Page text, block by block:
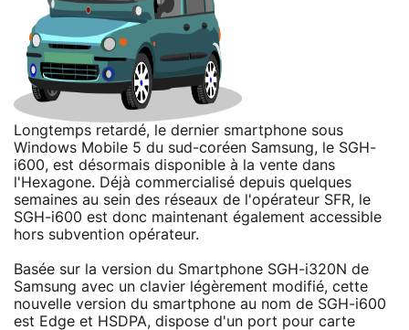
Longtemps retardé, le dernier smartphone sous
Windows Mobile 5 du sud-coréen Samsung, le SGH-
i600, est désormais disponible à la vente dans
l'Hexagone. Déjà commercialisé depuis quelques
semaines au sein des réseaux de l'opérateur SFR, le
SGH-i600 est donc maintenant également accessible
hors subvention opérateur.
Basée sur la version du Smartphone SGH-i320N de
Samsung avec un clavier légèrement modifié, cette
nouvelle version du smartphone au nom de SGH-i600
est Edge et HSDPA, dispose d'un port pour carte